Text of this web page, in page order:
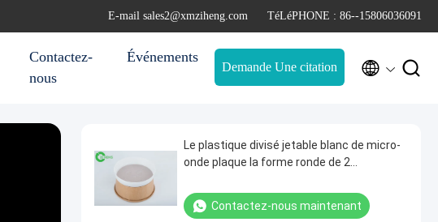
E-mail sales2@xmziheng.com TéLéPHONE : 86--15806036091
Contactez-
nous
Événements
Demande Une citation  
Le plastique divisé jetable blanc de micro-
onde plaque la forme ronde de 2
Contactez-nous maintenant